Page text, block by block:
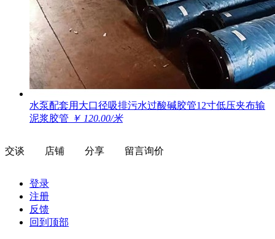
水泵配套用大口径吸排污水过酸碱胶管12寸低压夹布输
泥浆胶管 ￥ 120.00/米
交谈 店铺 分享 留言询价
登录
注册
反馈
回到顶部